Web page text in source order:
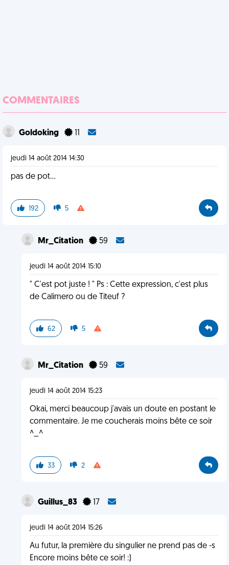
COMMENTAIRES
Goldoking
jeudi 14 août 2014 14:30
pas de pot...
192 5
Mr_Citation 59
jeudi 14 août 2014 15:10
" C'est pot juste ! " Ps : Cette expression, c'est plus
de Calimero ou de Titeuf ?
62 5
Mr_Citation 59
jeudi 14 août 2014 15:23
Okai, merci beaucoup j'avais un doute en postant le
commentaire. Je me coucherais moins bête ce soir
^_^
33 2
Guillus_83 17
jeudi 14 août 2014 15:26
Au futur, la première du singulier ne prend pas de -s
Encore moins bête ce soir! :)